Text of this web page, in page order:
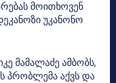
მოითხოვენ
უკანონო
მამალაძე ამბობს,
პრობლემა აქვს და